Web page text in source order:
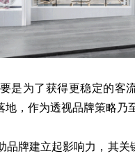
是为了获得更稳定的客
，作为透视品牌策略乃
牌建立起影响力，其关